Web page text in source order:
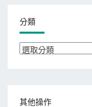
分類
分
其他操作